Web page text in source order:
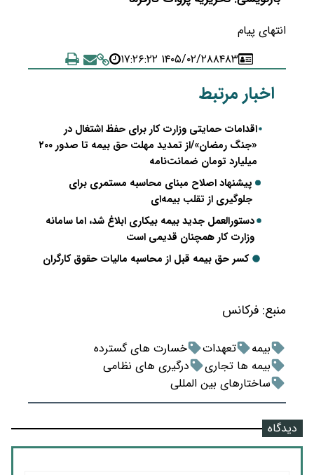
انتهای پیام
۸۴۸۳۱۴۰۵/۰۲/۲۸ ۱۷:۲۶:۲۲
اخبار مرتبط
اقدامات حمایتی وزارت کار برای حفظ اشتغال در
«جنگ رمضان»/از تمدید مهلت حق بیمه تا صدور ۲۰۰
میلیارد تومان ضمانت‌نامه
پیشنهاد اصلاح مبنای محاسبه مستمری برای
جلوگیری از تقلب بیمه‌ای
دستورالعمل جدید بیمه بیکاری ابلاغ شد، اما سامانه
وزارت کار همچنان قدیمی است
کسر حق بیمه قبل از محاسبه مالیات حقوق کارگران
منبع: فرکانس
بیمه تعهدات
خسارت های گسترده
بیمه ها تجاری
درگیری های نظامی
ساختارهای بین المللی
دیدگاه